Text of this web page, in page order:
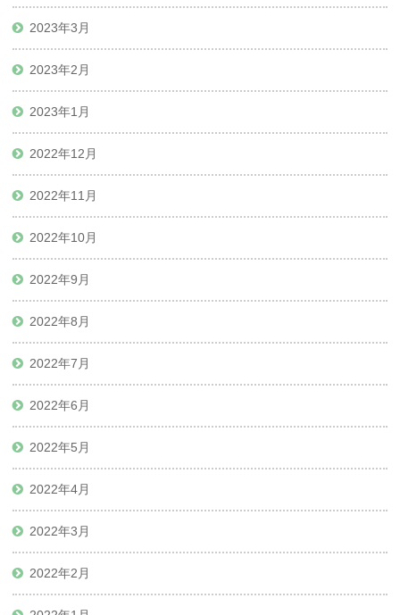
2023年3月
2023年2月
2023年1月
2022年12月
2022年11月
2022年10月
2022年9月
2022年8月
2022年7月
2022年6月
2022年5月
2022年4月
2022年3月
2022年2月